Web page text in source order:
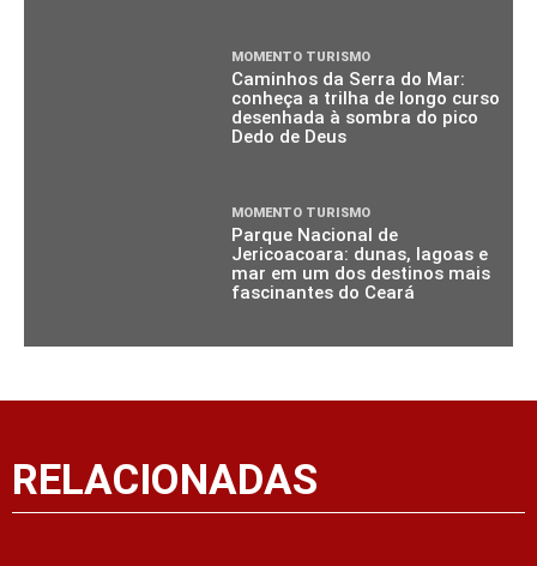
MOMENTO TURISMO
Caminhos da Serra do Mar:
conheça a trilha de longo curso
desenhada à sombra do pico
Dedo de Deus
MOMENTO TURISMO
Parque Nacional de
Jericoacoara: dunas, lagoas e
mar em um dos destinos mais
fascinantes do Ceará
RELACIONADAS